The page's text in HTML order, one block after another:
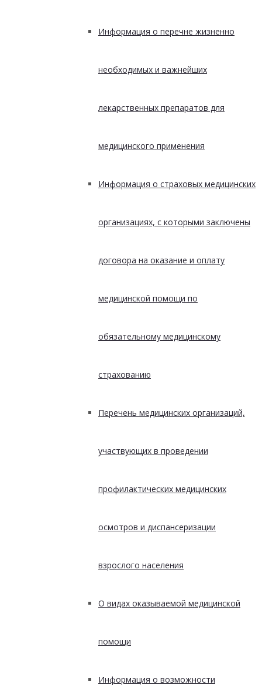
Информация о перечне жизненно
необходимых и важнейших
лекарственных препаратов для
медицинского применения
Информация о страховых медицинских
организациях, с которыми заключены
договора на оказание и оплату
медицинской помощи по
обязательному медицинскому
страхованию
Перечень медицинских организаций,
участвующих в проведении
профилактических медицинских
осмотров и диспансеризации
взрослого населения
О видах оказываемой медицинской
помощи
Информация о возможности